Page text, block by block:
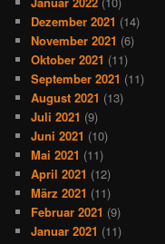
Dezember 2021 (14)
November 2021 (6)
Oktober 2021 (11)
September 2021 (11)
August 2021 (13)
Juli 2021 (9)
Juni 2021 (10)
Mai 2021 (11)
April 2021 (12)
März 2021 (11)
Februar 2021 (9)
Januar 2021 (11)